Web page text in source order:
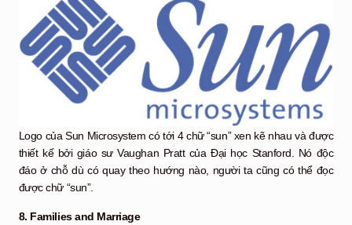
Logo của Sun Microsystem có tới 4 chữ “sun” xen kẽ nhau và được
thiết kế bởi giáo sư Vaughan Pratt của Đại học Stanford. Nó độc
đáo ở chỗ dù có quay theo hướng nào, người ta cũng có thể đọc
được chữ “sun”.
8. Families and Marriage